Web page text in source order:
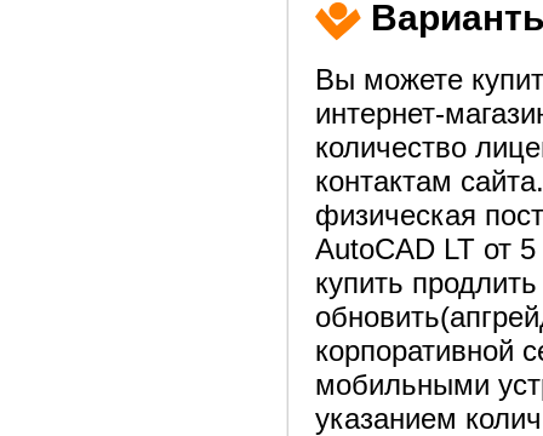
Вы можете
интернет-
количество
контактам
физическая
AutoCAD LT от
купить
корпоративной
мобильными
указанием